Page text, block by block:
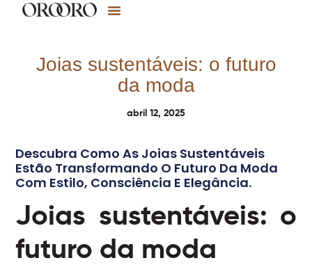
Joias sustentáveis: o futuro
da moda
abril 12, 2025
Descubra Como As Joias Sustentáveis
Estão Transformando O Futuro Da Moda
Com Estilo, Consciência E Elegância.
Joias sustentáveis: o
futuro da moda